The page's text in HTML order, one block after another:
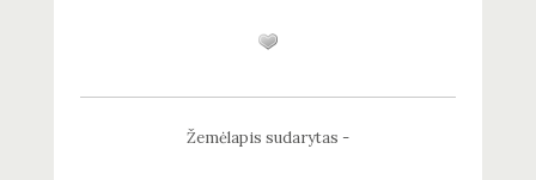
Žemėlapis sudarytas -